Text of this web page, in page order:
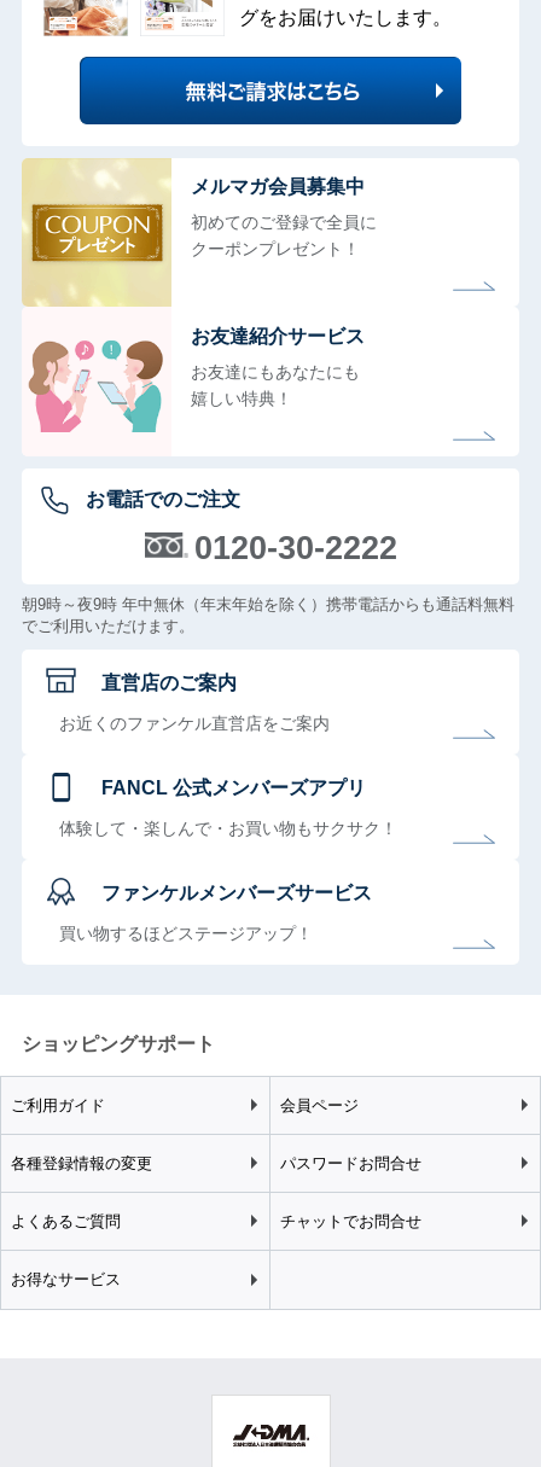
グをお届けいたします。
メルマガ会員募集中
初めてのご登録で全員に
クーポンプレゼント！
お友達紹介サービス
お友達にもあなたにも
嬉しい特典！
お電話でのご注文
0120-30-2222
朝9時～夜9時 年中無休（年末年始を除く）携帯電話からも通話料無料
でご利用いただけます。
直営店のご案内
お近くのファンケル直営店をご案内
FANCL 公式メンバーズアプリ
体験して・楽しんで・お買い物もサクサク！
ファンケルメンバーズサービス
買い物するほどステージアップ！
ショッピングサポート
ご利用ガイド 会員ページ
各種登録情報の変更 パスワードお問合せ
よくあるご質問 チャットでお問合せ
お得なサービス